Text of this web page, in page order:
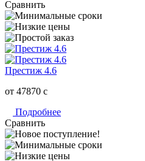
Сравнить
Престиж 4.6
от 47870 c
Подробнее
Сравнить